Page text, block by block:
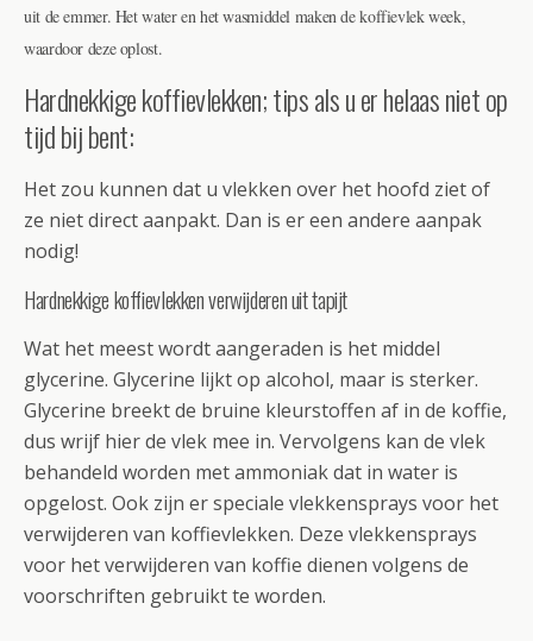
uit de emmer. Het water en het wasmiddel maken de koffievlek week,
waardoor deze oplost.
Hardnekkige koffievlekken; tips als u er helaas niet op
tijd bij bent:
Het zou kunnen dat u vlekken over het hoofd ziet of
ze niet direct aanpakt. Dan is er een andere aanpak
nodig!
Hardnekkige koffievlekken verwijderen uit tapijt
Wat het meest wordt aangeraden is het middel
glycerine. Glycerine lijkt op alcohol, maar is sterker.
Glycerine breekt de bruine kleurstoffen af in de koffie,
dus wrijf hier de vlek mee in. Vervolgens kan de vlek
behandeld worden met ammoniak dat in water is
opgelost. Ook zijn er speciale vlekkensprays voor het
verwijderen van koffievlekken. Deze vlekkensprays
voor het verwijderen van koffie dienen volgens de
voorschriften gebruikt te worden.